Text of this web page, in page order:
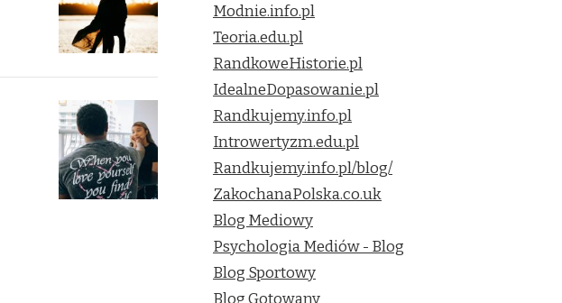
Modnie.info.pl
Teoria.edu.pl
RandkoweHistorie.pl
IdealneDopasowanie.pl
Randkujemy.info.pl
Introwertyzm.edu.pl
Randkujemy.info.pl/blog/
ZakochanaPolska.co.uk
Blog Mediowy
Psychologia Mediów - Blog
Blog Sportowy
Blog Gotowany